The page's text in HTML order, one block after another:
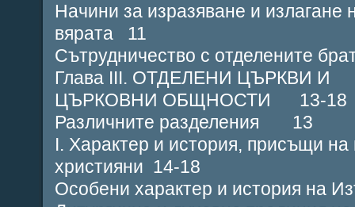
Начини за изразяване и излагане
вярата 11
Сътрудничество с отделените
Глава ІІІ. ОТДЕЛЕНИ ЦЪРКВИ И
ЦЪРКОВНИ ОБЩНОСТИ 13-18
Различните разделения 13
І. Характер и история, присъщи на
християни 14-18
Особени характер и история на